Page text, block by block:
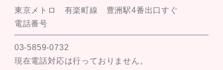
東京メトロ 有楽町線 豊洲駅4番出口すぐ
電話番号
03-5859-0732
現在電話対応は行っておりません。